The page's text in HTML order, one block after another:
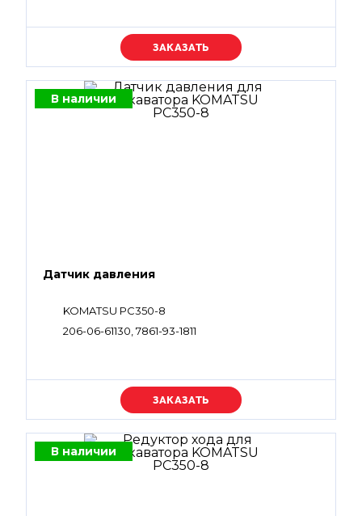
Уточняйте цену
В наличии
Датчик давления
KOMATSU PC350-8
206-06-61130, 7861-93-1811
Уточняйте цену
В наличии